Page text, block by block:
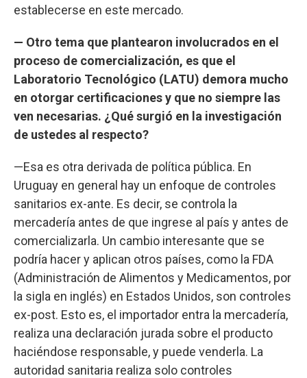
establecerse en este mercado.
— Otro tema que plantearon involucrados en el
proceso de comercialización, es que el
Laboratorio Tecnológico (LATU) demora mucho
en otorgar certificaciones y que no siempre las
ven necesarias. ¿Qué surgió en la investigación
de ustedes al respecto?
—Esa es otra derivada de política pública. En
Uruguay en general hay un enfoque de controles
sanitarios ex-ante. Es decir, se controla la
mercadería antes de que ingrese al país y antes de
comercializarla. Un cambio interesante que se
podría hacer y aplican otros países, como la FDA
(Administración de Alimentos y Medicamentos, por
la sigla en inglés) en Estados Unidos, son controles
ex-post. Esto es, el importador entra la mercadería,
realiza una declaración jurada sobre el producto
haciéndose responsable, y puede venderla. La
autoridad sanitaria realiza solo controles